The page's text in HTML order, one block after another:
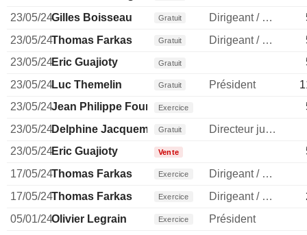
23/05/24Gilles Boisseau Gratuit Dirigeant / cadre principal
23/05/24Thomas Farkas Gratuit Dirigeant / cadre principal
23/05/24Eric Guajioty Gratuit
23/05/24Luc Themelin Gratuit Président
23/05/24Jean Philippe FournierExercice
23/05/24Delphine JacquemontGratuit
Directeur juridique
23/05/24Eric Guajioty Vente
17/05/24Thomas Farkas Exercice
Dirigeant / cadre principal
17/05/24Thomas Farkas Exercice Dirigeant / cadre principal
05/01/24Olivier Legrain Exercice
Président